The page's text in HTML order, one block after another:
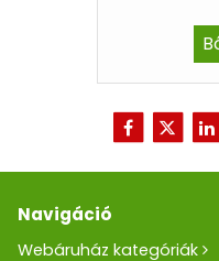
Navigáció
Webáruház kategóriák